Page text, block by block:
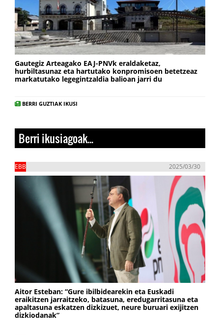
Gautegiz Arteagako EAJ-PNVk eraldaketaz,
hurbiltasunaz eta hartutako konpromisoen betetzeaz
markatutako legegintzaldia balioan jarri du
BERRI GUZTIAK IKUSI
Berri ikusiagoak...
EBB 2025/03/30
Aitor Esteban: “Gure ibilbidearekin eta Euskadi
eraikitzen jarraitzeko, batasuna, eredugarritasuna eta
apaltasuna eskatzen dizkizuet, neure buruari exijitzen
dizkiodanak”